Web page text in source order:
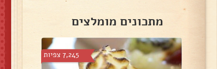
מתכונים מומלצים
7,245 צפיות